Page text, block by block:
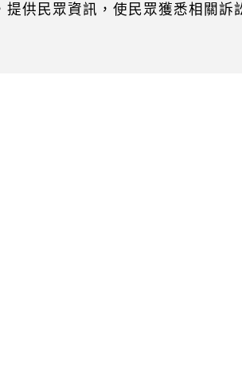
供民眾資訊，使民眾獲悉相關訴